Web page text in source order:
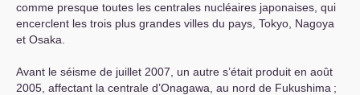
comme presque toutes les centrales nucléaires japonaises, qui
encerclent les trois plus grandes villes du pays, Tokyo, Nagoya
et Osaka.
Avant le séisme de juillet 2007, un autre s’était produit en août
2005, affectant la centrale d’Onagawa, au nord de Fukushima ;